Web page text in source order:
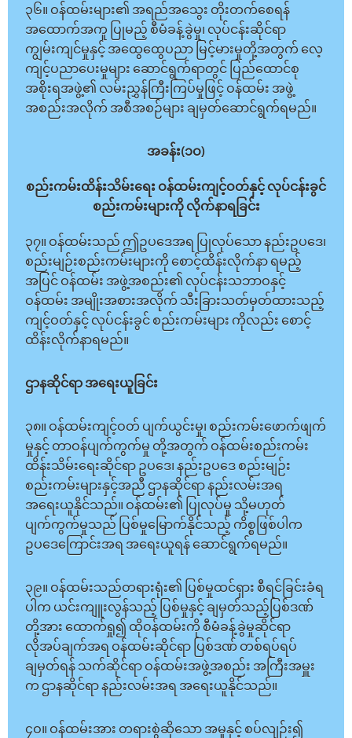
၃၆။ ဝန်ထမ်းများ၏ အရည်အသွေး တိုးတက်စေရန်
အထောက်အကူ ပြုမည့် စီမံခန့်ခွဲမှု၊ လုပ်ငန်းဆိုင်ရာ
ကျွမ်းကျင်မှုနှင့် အထွေထွေပညာ မြင့်မားမှုတို့အတွက် လေ့
ကျင့်ပညာပေးမှုများ ဆောင်ရွက်ရာတွင် ပြည်ထောင်စု
အစိုးရအဖွဲ့၏ လမ်းညွှန်ကြီးကြပ်မှုဖြင့် ဝန်ထမ်း အဖွဲ့
အစည်းအလိုက် အစီအစဉ်များ ချမှတ်ဆောင်ရွက်ရမည်။
အခန်း(၁ဝ)
စည်းကမ်းထိန်းသိမ်းရေး ဝန်ထမ်းကျင့်ဝတ်နှင့် လုပ်ငန်းခွင်
စည်းကမ်းများကို လိုက်နာရခြင်း
၃၇။ ဝန်ထမ်းသည် ဤဥပဒေအရ ပြုလုပ်သော နည်းဥပဒေ၊
စည်းမျဉ်းစည်းကမ်းများကို စောင့်ထိန်းလိုက်နာ ရမည့်
အပြင် ဝန်ထမ်း အဖွဲ့အစည်း၏ လုပ်ငန်းသဘာဝနှင့်
ဝန်ထမ်း အမျိုးအစားအလိုက် သီးခြားသတ်မှတ်ထားသည့်
ကျင့်ဝတ်နှင့် လုပ်ငန်းခွင် စည်းကမ်းများ ကိုလည်း စောင့်
ထိန်းလိုက်နာရမည်။
ဌာနဆိုင်ရာ အရေးယူခြင်း
၃၈။ ဝန်ထမ်းကျင့်ဝတ် ပျက်ယွင်းမှု၊ စည်းကမ်းဖောက်ဖျက်
မှုနှင့် တာဝန်ပျက်ကွက်မှု တို့အတွက် ဝန်ထမ်းစည်းကမ်း
ထိန်းသိမ်းရေးဆိုင်ရာ ဥပဒေ၊ နည်းဥပဒေ စည်းမျဉ်း
စည်းကမ်းများနှင့်အညီ ဌာနဆိုင်ရာ နည်းလမ်းအရ
အရေးယူနိုင်သည်။ ဝန်ထမ်း၏ ပြုလုပ်မှု သို့မဟုတ်
ပျက်ကွက်မှုသည် ပြစ်မှုမြောက်နိုင်သည့် ကိစ္စဖြစ်ပါက
ဥပဒေကြောင်းအရ အရေးယူရန် ဆောင်ရွက်ရမည်။
၃၉။ ဝန်ထမ်းသည်တရားရုံး၏ ပြစ်မှုထင်ရှား စီရင်ခြင်းခံရ
ပါက ယင်းကျူးလွန်သည့် ပြစ်မှုနှင့် ချမှတ်သည့်ပြစ်ဒဏ်
တို့အား ထောက်ရှု၍ ထိုဝန်ထမ်းကို စီမံခန့်ခွဲမှုဆိုင်ရာ
လိုအပ်ချက်အရ ဝန်ထမ်းဆိုင်ရာ ပြစ်ဒဏ် တစ်ရပ်ရပ်
ချမှတ်ရန် သက်ဆိုင်ရာ ဝန်ထမ်းအဖွဲ့အစည်း အကြီးအမှူး
က ဌာနဆိုင်ရာ နည်းလမ်းအရ အရေးယူနိုင်သည်။
၄ဝ။ ဝန်ထမ်းအား တရားစွဲဆိုသော အမှုနှင့် စပ်လျဉ်း၍